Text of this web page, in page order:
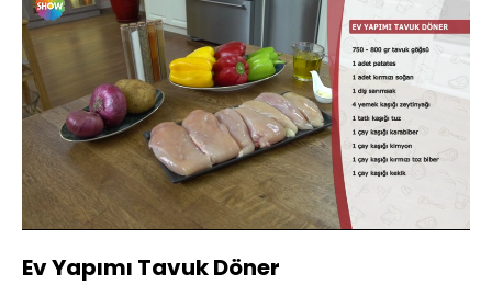
Sesi
Aç
480P
Yüklendi
4.30%
Hızı
Ev Yapımı Tavuk Döner